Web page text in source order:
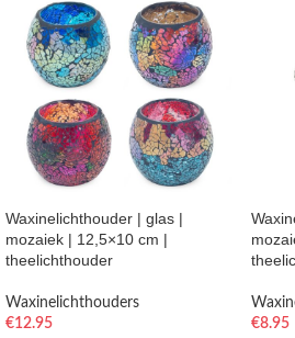
Waxinelichthouder | glas |
mozaiek | 12,5×10 cm |
theelichthouder
Waxinelichthouders
€12.95
€8.95